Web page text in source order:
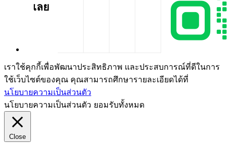
เลย
เราใช้คุกกี้เพื่อพัฒนาประสิทธิภาพ และประสบการณ์ที่ดีในการ
ใช้เว็บไซต์ของคุณ คุณสามารถศึกษารายละเอียดได้ที่
นโยบายความเป็นส่วนตัว
นโยบายความเป็นส่วนตัว ยอมรับทั้งหมด
Close